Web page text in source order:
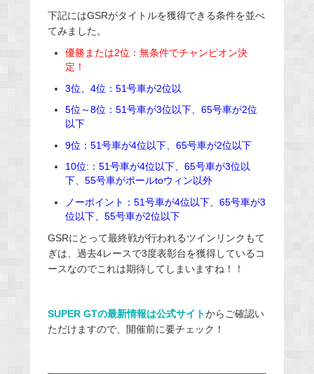
下記にはGSRがタイトルを獲得できる条件を並べ
てみました。
優勝または2位：無条件でチャンピオン決
定！
3位、4位：51号車が2位以
5位～8位：51号車が3位以下、65号車が2位
以下
9位：51号車が4位以下、65号車が2位以下
10位:：51号車が4位以下、65号車が3位以
下、55号車がポールtoウィン以外
ノーポイント：51号車が4位以下、65号車が3
位以下、55号車が2位以下
GSRにとって最終戦が行われるツインリンクもて
ぎは、過去4レースで3度表彰台を獲得しているコ
ースなのでこれは期待してしまいますね！！
SUPER GTの最新情報は公式サイトからご確認い
ただけますので、開催前に要チェック！